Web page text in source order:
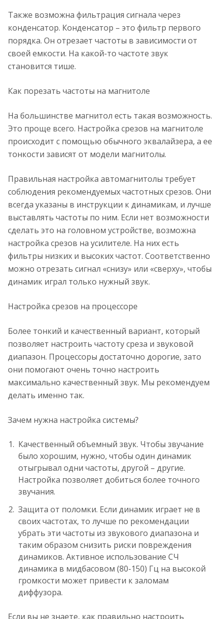
Также возможна фильтрация сигнала через
конденсатор. Конденсатор – это фильтр первого
порядка. Он отрезает частоты в зависимости от
своей емкости. На какой-то частоте звук
становится тише.
Как порезать частоты на магнитоле
На большинстве магнитол есть такая возможность.
Это проще всего. Настройка срезов на магнитоле
происходит с помощью обычного эквалайзера, а ее
тонкости зависят от модели магнитолы.
Правильная настройка автомагнитолы требует
соблюдения рекомендуемых частотных срезов. Они
всегда указаны в инструкции к динамикам, и лучше
выставлять частоты по ним. Если нет возможности
сделать это на головном устройстве, возможна
настройка срезов на усилителе. На них есть
фильтры низких и высоких частот. Соответственно
можно отрезать сигнал «снизу» или «сверху», чтобы
динамик играл только нужный звук.
Настройка срезов на процессоре
Более тонкий и качественный вариант, который
позволяет настроить частоту среза и звуковой
диапазон. Процессоры достаточно дорогие, зато
они помогают очень точно настроить
максимально качественный звук. Мы рекомендуем
делать именно так.
Зачем нужна настройка системы?
Качественный объемный звук. Чтобы звучание
было хорошим, нужно, чтобы один динамик
отыгрывал одни частоты, другой – другие.
Настройка позволяет добиться более точного
звучания.
Защита от поломки. Если динамик играет не в
своих частотах, то лучше по рекомендации
убрать эти частоты из звукового диапазона и
таким образом снизить риски повреждения
динамиков. Активное использование СЧ
динамика в мидбасовом (80-150) Гц на высокой
громкости может привести к заломам
диффузора.
Если вы не знаете, как правильно настроить